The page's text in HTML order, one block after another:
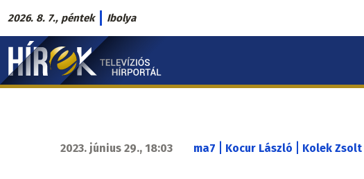
Ugrás
a
tartalomra
2026. 8. 7., péntek Ibolya
Hírek.sk
fő
2023. június 29., 18:03 ma7 Kocur László Kolek Zsolt